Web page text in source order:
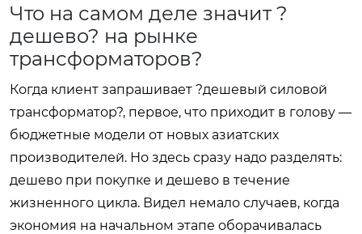
Что на самом деле значит ?
дешево? на рынке
трансформаторов?
Когда клиент запрашивает ?дешевый силовой
трансформатор?, первое, что приходит в голову —
бюджетные модели от новых азиатских
производителей. Но здесь сразу надо разделять:
дешево при покупке и дешево в течение
жизненного цикла. Видел немало случаев, когда
экономия на начальном этапе оборачивалась